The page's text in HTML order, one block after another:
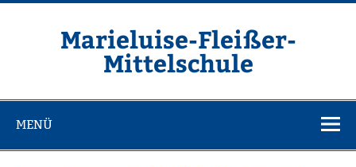
Zum
Marieluise-Fleißer-
Mittelschule
MENÜ